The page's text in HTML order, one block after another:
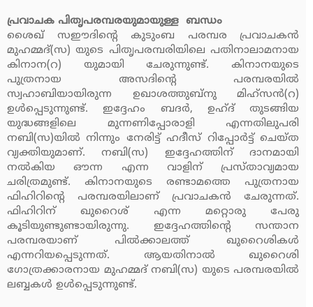
പ്രവാചക പിതൃപരമ്പരയുമായുള്ള ബന്ധം
ശൈഖ് സഈദിന്റെ കുടുംബ പരമ്പര പ്രവാചകന്‍
മുഹമ്മദ്(സ) യുടെ പിതൃപരമ്പരിയിലെ പതിനാലാമനായ
കിനാന(റ) യുമായി ചേരുന്നുണ്ട്. കിനാനയുടെ
പുത്രനായ അസദിന്റെ പരമ്പരയില്‍
സ്വഹാബിയായിരുന്ന ഉഖാശത്തുബ്‌നു മിഹ്‌സന്‍(റ)
ഉള്‍പ്പെടുന്നുണ്ട്. ഇദ്ദേഹം ബദര്‍, ഉഹ്ദ് തുടങ്ങിയ
യുദ്ധങ്ങളിലെ മുന്നണിപ്പോരാളി എന്നതിലുപരി
നബി(സ)യില്‍ നിന്നും നേരിട്ട് ഹദീസ് റിപ്പോര്‍ട്ട് ചെയ്ത
വ്യക്തിയുമാണ്. നബി(സ) ഇദ്ദേഹത്തിന് ദാനമായി
നല്‍കിയ ഔന്ന എന്ന വാളിന് പ്രസ്താവ്യമായ
ചരിത്രമുണ്ട്. കിനാനയുടെ രണ്ടാമത്തെ പുത്രനായ
ഫിഹിറിന്റെ പരമ്പരയിലാണ് പ്രവാചകന്‍ ചേരുന്നത്.
ഫിഹിറിന് ഖുറൈശ് എന്ന മറ്റൊരു പേരു
കൂടിയുണ്ടുണ്ടായിരുന്നു. ഇദ്ദേഹത്തിന്റെ സന്താന
പരമ്പരയാണ് പില്‍ക്കാലത്ത് ഖുറൈശികള്‍
എന്നറിയപ്പെടുന്നത്. ആയതിനാല്‍ ഖുറൈശി
ഗോത്രക്കാരനായ മുഹമ്മദ് നബി(സ) യുടെ പരമ്പരയില്‍
ലബ്ബകള്‍ ഉള്‍പ്പെടുന്നുണ്ട്.